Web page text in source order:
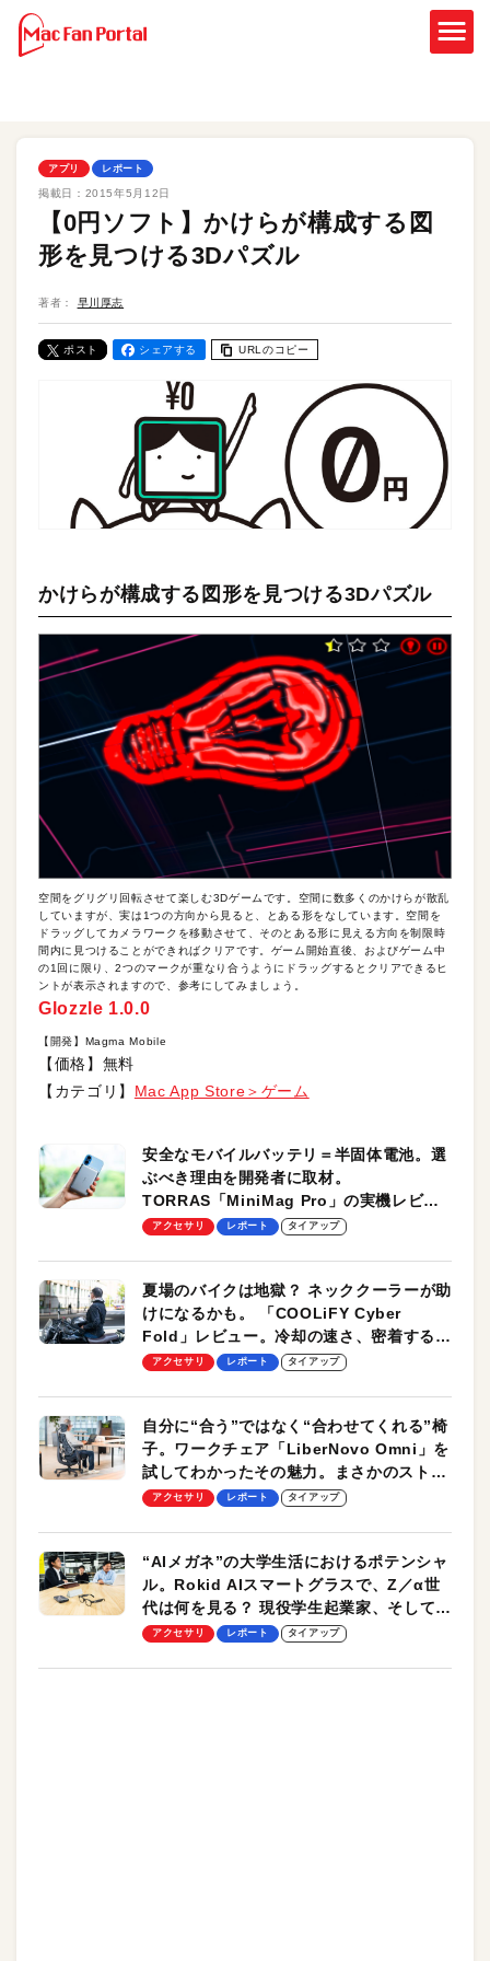
アプリ レポート
掲載日： 2015年5月12日
【0円ソフト】かけらが構成する図
形を見つける3Dパズル
著者： 早川厚志
ポスト シェアする URLのコピー
かけらが構成する図形を見つける3Dパズル
空間をグリグリ回転させて楽しむ3Dゲームです。空間に数多くのかけらが散乱
していますが、実は1つの方向から見ると、とある形をなしています。空間を
ドラッグしてカメラワークを移動させて、そのとある形に見える方向を制限時
間内に見つけることができればクリアです。ゲーム開始直後、およびゲーム中
の1回に限り、2つのマークが重なり合うようにドラッグするとクリアできるヒ
ントが表示されますので、参考にしてみましょう。
Glozzle 1.0.0
【開発】Magma Mobile
【価格】無料
【カテゴリ】 Mac App Store＞ゲーム
安全なモバイルバッテリ＝半固体電池。選
ぶべき理由を開発者に取材。
TORRAS「MiniMag Pro」の実機レビュ
ーも
アクセサリ レポート タイアップ
夏場のバイクは地獄？ ネッククーラーが助
けになるかも。 「COOLiFY Cyber
Fold」レビュー。冷却の速さ、密着する冷
却プレート、シンプルな操作性がグッド！
アクセサリ レポート タイアップ
自分に“合う”ではなく“合わせてくれる”椅
子。ワークチェア「LiberNovo Omni」を
試してわかったその魅力。まさかのストレ
ッチ機能も搭載
アクセサリ レポート タイアップ
“AIメガネ”の大学生活におけるポテンシャ
ル。Rokid AIスマートグラスで、Z／α世
代は何を見る？ 現役学生起業家、そして教
授による体験会レポート【PR】
アクセサリ レポート タイアップ